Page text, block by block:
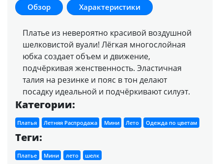
Обзор Характеристики
Платье из невероятно красивой воздушной
шелковистой вуали! Лёгкая многослойная
юбка создает объем и движение,
подчёркивая женственность. Эластичная
талия на резинке и пояс в тон делают
посадку идеальной и подчёркивают силуэт.
Категории:
Платья Летняя Распродажа Мини Лето Одежда по цветам
Теги:
Платье Мини лето шелк